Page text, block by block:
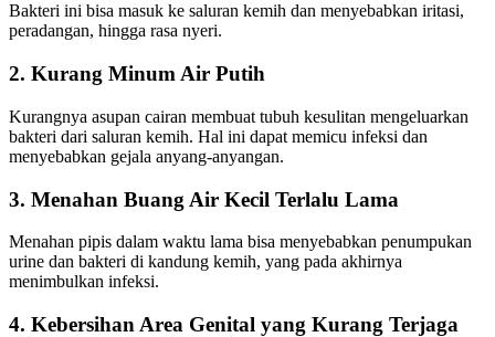
Bakteri ini bisa masuk ke saluran kemih dan menyebabkan iritasi,
peradangan, hingga rasa nyeri.
2. Kurang Minum Air Putih
Kurangnya asupan cairan membuat tubuh kesulitan mengeluarkan
bakteri dari saluran kemih. Hal ini dapat memicu infeksi dan
menyebabkan gejala anyang-anyangan.
3. Menahan Buang Air Kecil Terlalu Lama
Menahan pipis dalam waktu lama bisa menyebabkan penumpukan
urine dan bakteri di kandung kemih, yang pada akhirnya
menimbulkan infeksi.
4. Kebersihan Area Genital yang Kurang Terjaga